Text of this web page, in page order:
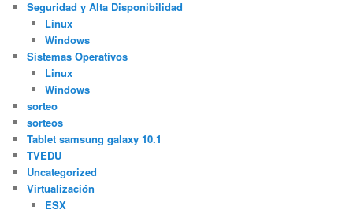
Seguridad y Alta Disponibilidad
Linux
Windows
Sistemas Operativos
Linux
Windows
sorteo
sorteos
Tablet samsung galaxy 10.1
TVEDU
Uncategorized
Virtualización
ESX